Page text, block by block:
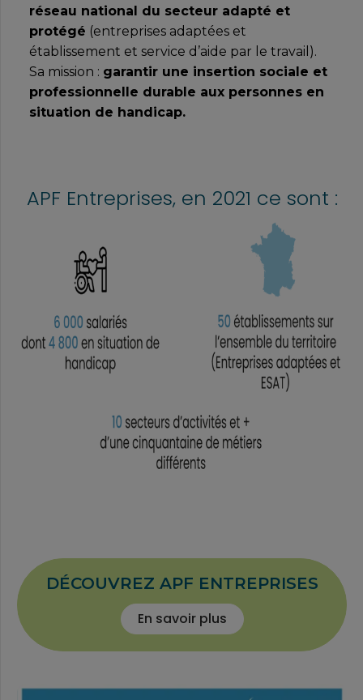
réseau national du secteur adapté et
protégé (entreprises adaptées et
établissement et service d’aide par le travail).
Sa mission : garantir une insertion sociale et
professionnelle durable aux personnes en
situation de handicap.
APF Entreprises, en 2021 ce sont :
DÉCOUVREZ APF ENTREPRISES
En savoir plus